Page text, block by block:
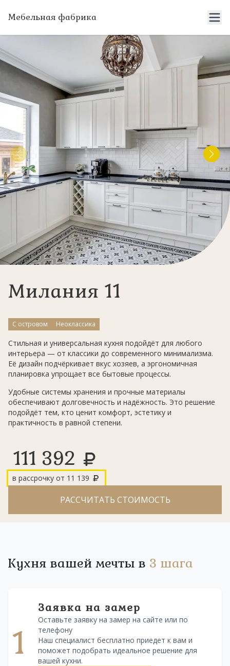
Мебельная фабрика
Милания 11
С островом Неоклассика
Стильная и универсальная кухня подойдёт для любого
интерьера — от классики до современного минимализма.
Её дизайн подчёркивает вкус хозяев, а эргономичная
планировка упрощает все бытовые процессы.
Удобные системы хранения и прочные материалы
обеспечивают долговечность и надёжность. Это решение
подойдёт тем, кто ценит комфорт, эстетику и
практичность в равной степени.
111 392
в рассрочку от 11 139
РАССЧИТАТЬ СТОИМОСТЬ
Кухня вашей мечты в 3 шага
1
Заявка на замер
Оставьте заявку на замер на сайте или по
телефону
Наш специалист бесплатно приедет к вам и
поможет подобрать идеальное решение для
вашей кухни.